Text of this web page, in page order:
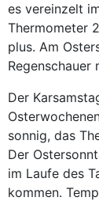
es vereinzelt
Thermometer
plus. Am
Regenschauer
Der
sonnig, das
Der
im Laufe des
kommen.